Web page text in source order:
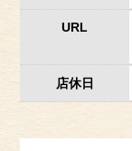
URL
店休日